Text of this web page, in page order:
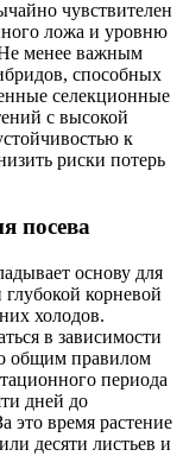
чувствителен
ложа и уровню
менее важным
способных
селекционные
с высокой
к
риски потерь
посева
основу для
корневой
холодов.
в зависимости
общим правилом
периода
дней до
это время растение
десяти листьев и